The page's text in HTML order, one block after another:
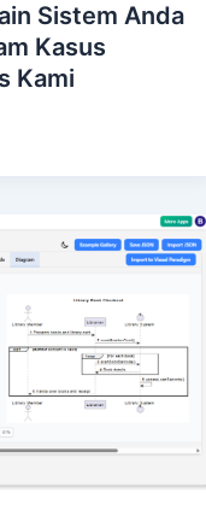
Sistem Anda
Kasus
Kami